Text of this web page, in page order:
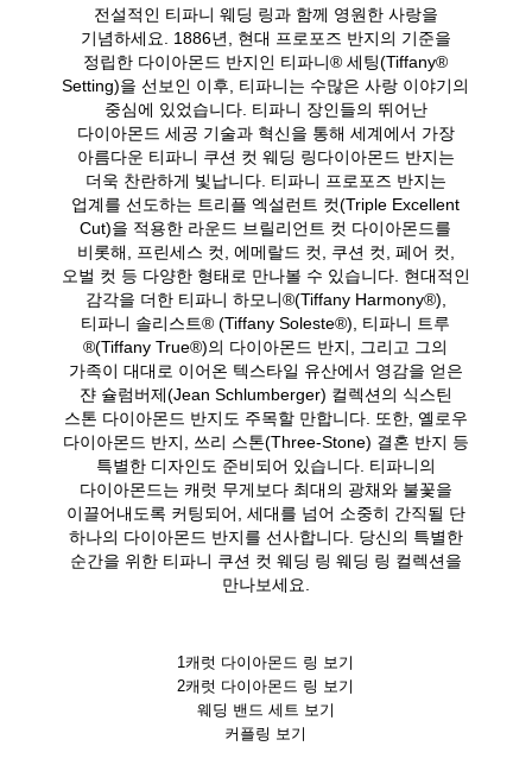
전설적인 티파니 웨딩 링과 함께 영원한 사랑을
기념하세요. 1886년, 현대 프로포즈 반지의 기준을
정립한 다이아몬드 반지인 티파니® 세팅(Tiffany®
Setting)을 선보인 이후, 티파니는 수많은 사랑 이야기의
중심에 있었습니다. 티파니 장인들의 뛰어난
다이아몬드 세공 기술과 혁신을 통해 세계에서 가장
아름다운 티파니 쿠션 컷 웨딩 링다이아몬드 반지는
더욱 찬란하게 빛납니다. 티파니 프로포즈 반지는
업계를 선도하는 트리플 엑설런트 컷(Triple Excellent
Cut)을 적용한 라운드 브릴리언트 컷 다이아몬드를
비롯해, 프린세스 컷, 에메랄드 컷, 쿠션 컷, 페어 컷,
오벌 컷 등 다양한 형태로 만나볼 수 있습니다. 현대적인
감각을 더한 티파니 하모니®(Tiffany Harmony®),
티파니 솔리스트® (Tiffany Soleste®), 티파니 트루
®(Tiffany True®)의 다이아몬드 반지, 그리고 그의
가족이 대대로 이어온 텍스타일 유산에서 영감을 얻은
쟌 슐럼버제(Jean Schlumberger) 컬렉션의 식스틴
스톤 다이아몬드 반지도 주목할 만합니다. 또한, 옐로우
다이아몬드 반지, 쓰리 스톤(Three-Stone) 결혼 반지 등
특별한 디자인도 준비되어 있습니다. 티파니의
다이아몬드는 캐럿 무게보다 최대의 광채와 불꽃을
이끌어내도록 커팅되어, 세대를 넘어 소중히 간직될 단
하나의 다이아몬드 반지를 선사합니다. 당신의 특별한
순간을 위한 티파니 쿠션 컷 웨딩 링 웨딩 링 컬렉션을
만나보세요.
1캐럿 다이아몬드 링 보기
2캐럿 다이아몬드 링 보기
웨딩 밴드 세트 보기
커플링 보기